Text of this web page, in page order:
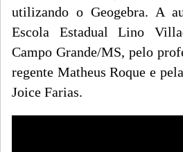
utilizando o Geogebra. A
Escola Estadual Lino
Campo Grande/MS, pelo
regente Matheus Roque e
Joice Farias.